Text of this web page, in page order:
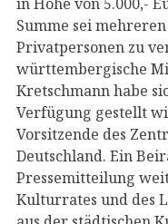
Summe sei
Privatpersonen zu
württembergische
Kretschmann habe
Verfügung gestellt
Vorsitzende des
Deutschland. Ein
Pressemitteilung
Kulturrates und des